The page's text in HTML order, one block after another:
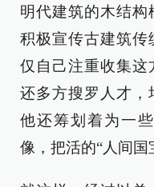
明代建筑的木结构
积极宣传古建筑传
仅自己注重收集这
还多方搜罗人才，
他还筹划着为一
像，把活的“人间国